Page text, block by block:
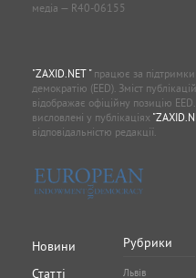
медіа — R40-06155
"ZAXID.NET "працює за
демократію (EED). Зміст
відображає офіційну позицію
висловлені у публікаціях
відповідальністю редакції.
Новини
Статті
Рубрики
Львів